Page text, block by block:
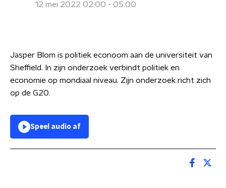
12 mei 2022 02:00 - 05:00
Jasper Blom is politiek econoom aan de universiteit van
Sheffield. In zijn onderzoek verbindt politiek en
economie op mondiaal niveau. Zijn onderzoek richt zich
op de G20.
Speel audio af